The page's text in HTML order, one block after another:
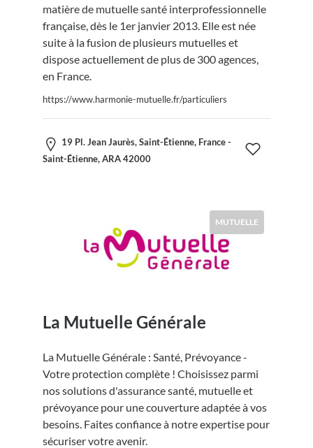
matière de mutuelle santé interprofessionnelle
française, dès le 1er janvier 2013. Elle est née
suite à la fusion de plusieurs mutuelles et
dispose actuellement de plus de 300 agences,
en France.
https://www.harmonie-mutuelle.fr/particuliers
19 Pl. Jean Jaurès, Saint-Étienne, France -
Saint-Étienne, ARA 42000
MUTUELLE
La Mutuelle Générale
La Mutuelle Générale : Santé, Prévoyance -
Votre protection complète ! Choisissez parmi
nos solutions d'assurance santé, mutuelle et
prévoyance pour une couverture adaptée à vos
besoins. Faites confiance à notre expertise pour
sécuriser votre avenir.